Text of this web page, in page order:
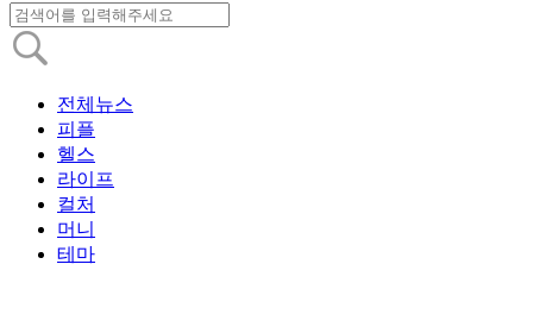
전체뉴스
피플
헬스
라이프
컬처
머니
테마